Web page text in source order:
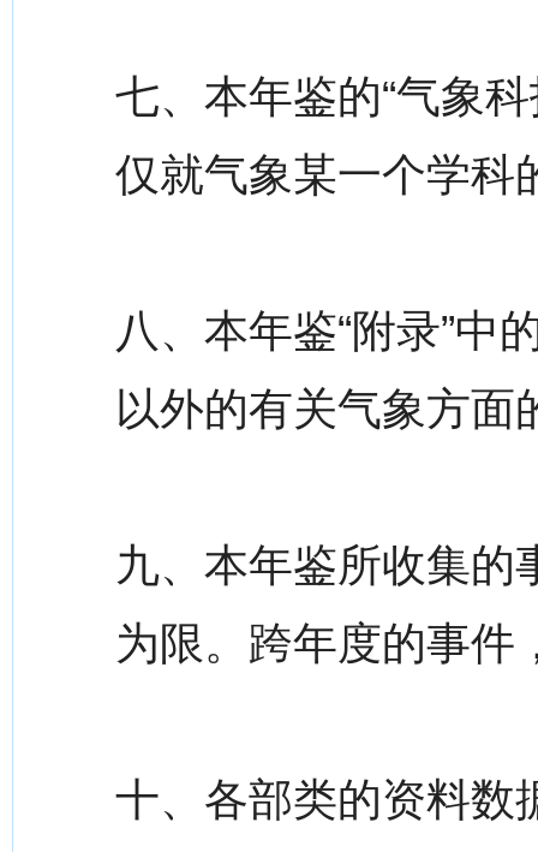
七、本年鉴的“气象
仅就气象某一个学科
八、本年鉴“附录”中
以外的有关气象方面
九、本年鉴所收集的
为限。跨年度的事件
十、各部类的资料数